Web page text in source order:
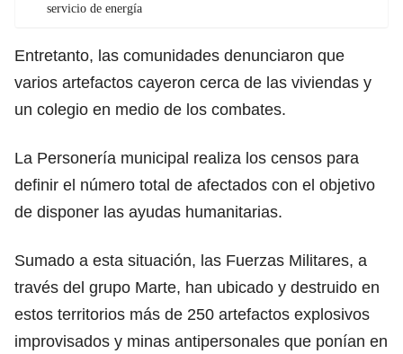
servicio de energía
Entretanto, las comunidades denunciaron que
varios artefactos cayeron cerca de las viviendas y
un colegio en medio de los combates.
La Personería municipal realiza los censos para
definir el número total de afectados con el objetivo
de disponer las ayudas humanitarias.
Sumado a esta situación, las Fuerzas Militares, a
través del grupo Marte, han ubicado y destruido en
estos territorios más de 250 artefactos explosivos
improvisados y minas antipersonales que ponían en